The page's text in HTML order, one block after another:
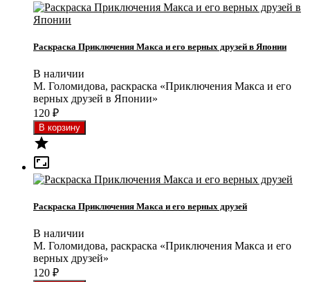
Раскраска Приключения Макса и его верных друзей в Японии
В наличии
М. Голомидова, раскраска «Приключения Макса и его
верных друзей в Японии»
120 ₽


Раскраска Приключения Макса и его верных друзей
В наличии
М. Голомидова, раскраска «Приключения Макса и его
верных друзей»
120 ₽